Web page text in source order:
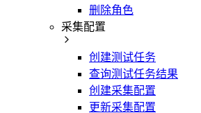
删除角色
采集配置
创建测试任务
查询测试任务结果
创建采集配置
更新采集配置